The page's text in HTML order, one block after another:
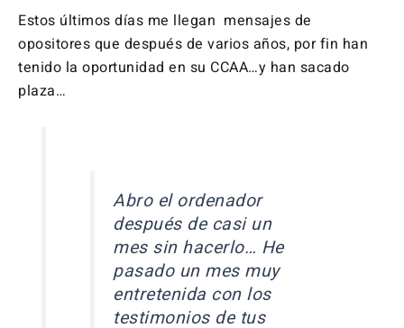
Estos últimos días me llegan mensajes de
opositores que después de varios años, por fin han
tenido la oportunidad en su CCAA…y han sacado
plaza…
Abro el ordenador
después de casi un
mes sin hacerlo… He
pasado un mes muy
entretenida con los
testimonios de tus